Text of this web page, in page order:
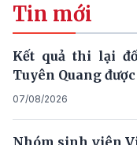
Tin mới
Kết quả thi lại
Tuyên Quang
07/08/2026
Nhóm sinh viên